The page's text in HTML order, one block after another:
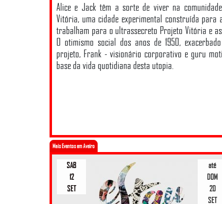
Alice e Jack têm a sorte de viver na
Vitória, uma cidade experimental construída para
trabalham para o ultrassecreto Projeto Vitória e
O otimismo social dos anos de 1950,
projeto, Frank - visionário corporativo e guru
base da vida quotidiana desta utopia.
Mais Eventos em Aveiro
até
DOM
20
SET
SAB
12
SET